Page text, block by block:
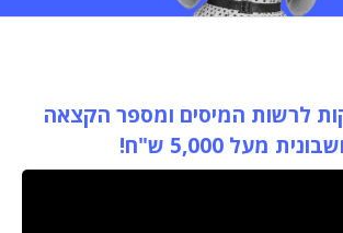
של 5 דקות לרשות המיסים ומספר הקצאה
מעל 5,000 ש"ח!